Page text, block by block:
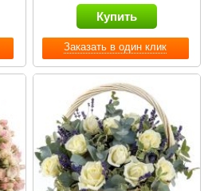
Заказать в один клик
Купить